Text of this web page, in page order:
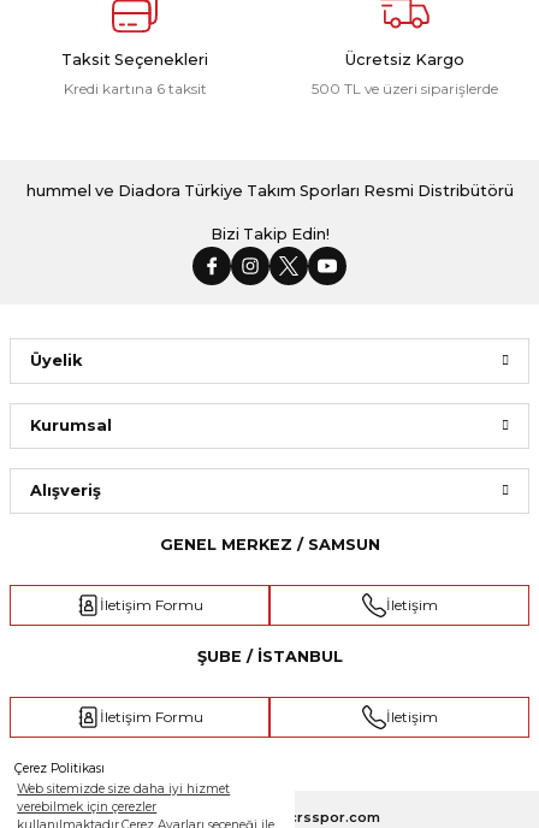
Çerez Politikası
Web sitemizde size daha iyi hizmet
verebilmek için çerezler
Taksit Seçenekleri
Kredi kartına 6 taksit
Ücretsiz Kargo
500 TL ve üzeri siparişlerde
hummel ve Diadora Türkiye Takım Sporları Resmi Distribütörü
Bizi Takip Edin!
Üyelik
Kurumsal
Alışveriş
GENEL MERKEZ / SAMSUN
İletişim Formu İletişim
ŞUBE / İSTANBUL
İletişim Formu İletişim
Copyright 2025 © crsspor.com